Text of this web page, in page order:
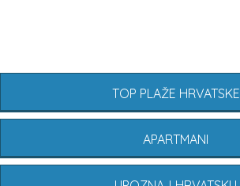
TOP PLAŽE HRVATSKE
APARTMANI